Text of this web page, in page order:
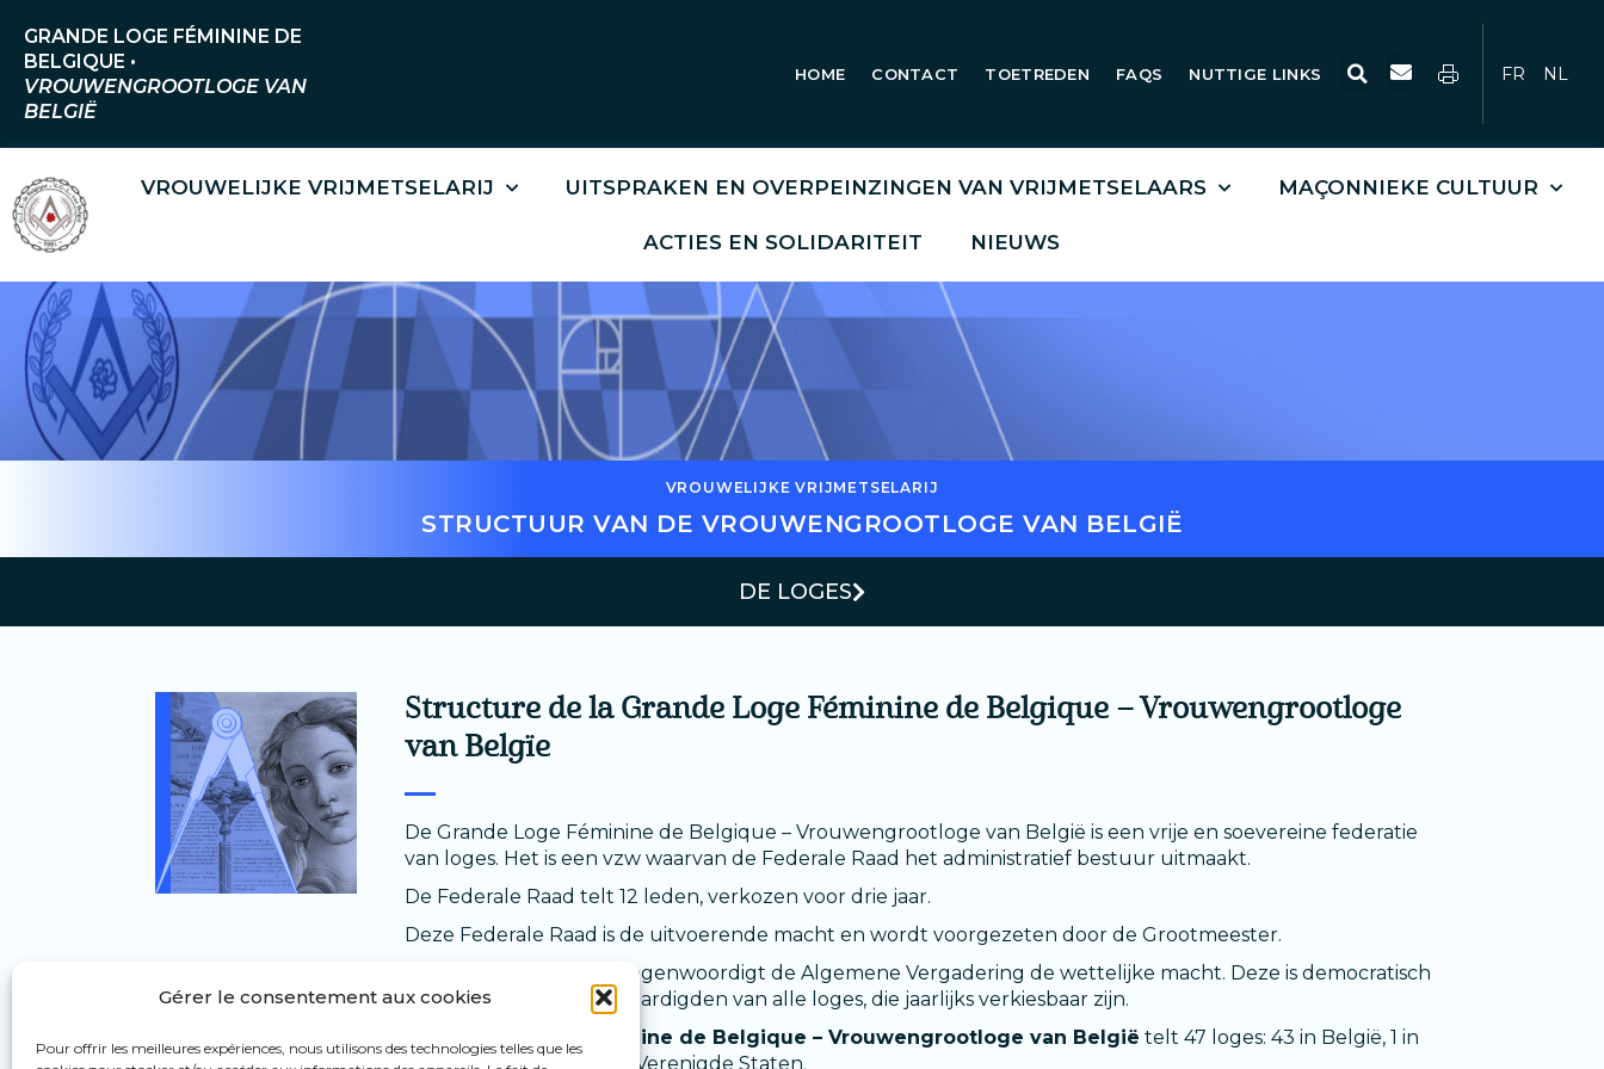
Gérer le consentement aux cookies
Pour offrir les meilleures expériences, nous utilisons des technologies telles que les
naar
de
inhoud
GRANDE LOGE FÉMININE DE
BELGIQUE •
VROUWENGROOTLOGE VAN
BELGIË
HOME CONTACT TOETREDEN FAQS NUTTIGE LINKS Zoeken FR NL
VROUWELIJKE VRIJMETSELARIJ UITSPRAKEN EN OVERPEINZINGEN VAN VRIJMETSELAARS MAÇONNIEKE CULTUUR
ACTIES EN SOLIDARITEIT NIEUWS
VROUWELIJKE VRIJMETSELARIJ
STRUCTUUR VAN DE VROUWENGROOTLOGE VAN BELGIË
DE LOGES
Structure de la Grande Loge Féminine de Belgique – Vrouwengrootloge
van Belgïe
De Grande Loge Féminine de Belgique – Vrouwengrootloge van België is een vrije en soevereine federatie
van loges. Het is een vzw waarvan de Federale Raad het administratief bestuur uitmaakt.
De Federale Raad telt 12 leden, verkozen voor drie jaar.
Deze Federale Raad is de uitvoerende macht en wordt voorgezeten door de Grootmeester.
Zoals in iedere vzw vertegenwoordigt de Algemene Vergadering de wettelijke macht. Deze is democratisch
samengesteld uit afgevaardigden van alle loges, die jaarlijks verkiesbaar zijn.
Grande Loge Féminine de Belgique – Vrouwengrootloge van België telt 47 loges: 43 in België, 1 in
Denemarken en 3 in de Verenigde Staten.